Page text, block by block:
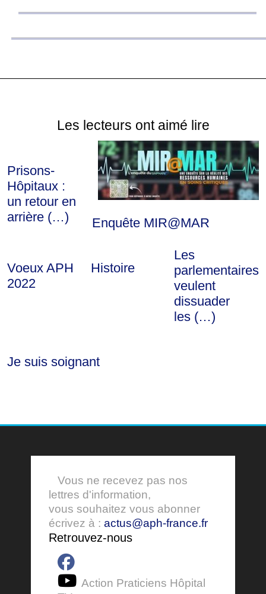
Les lecteurs ont aimé lire
Prisons-
Hôpitaux :
un retour en
arrière (…)
Enquête MIR@MAR
Voeux APH
2022
Histoire
Les
parlementaires
veulent
dissuader
les (…)
Je suis soignant
Vous ne recevez pas nos
lettres d'information,
vous souhaitez vous abonner
écrivez à : actus@aph-france.fr
Retrouvez-nous
Action Praticiens Hôpital